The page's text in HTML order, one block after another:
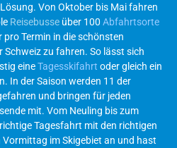
Von Oktober bis Mai fahren
Reisebusse über 100 Abfahrtsorte
pro Termin in die schönsten
Schweiz zu fahren. So lässt sich
eineTagesskifahrt oder gleich ein
In der Saison werden 11 der
und bringen für jeden
mit. Vom Neuling bis zum
Tagesfahrt mit den richtigen
im Skigebiet an und hast